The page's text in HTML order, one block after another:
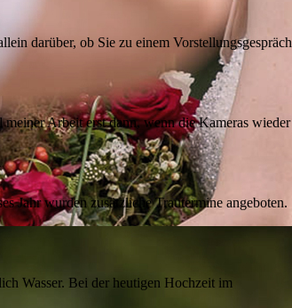
darüber, ob Sie zu einem Vorstellungsgespräch
Arbeit erst dann, wenn die Kameras wieder
Jahr wurden zusätzliche Trautermine angeboten.
Wasser. Bei der heutigen Hochzeit im